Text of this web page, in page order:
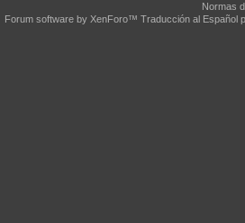
Normas
Forum software by XenForo™ Traducción al Español